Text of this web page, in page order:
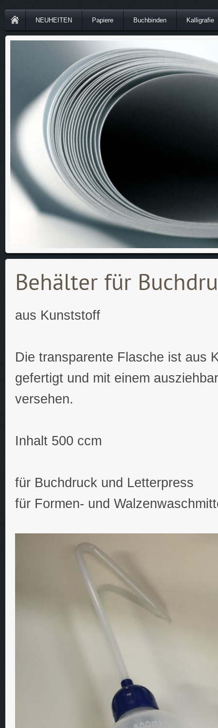
NEUHEITEN Papiere Buchbinden Kalligrafie
Behälter für
aus Kunststoff
Die transparente Flasche ist aus
gefertigt und mit einem
versehen.
Inhalt 500 ccm
für Buchdruck und Letterpress
für Formen- und